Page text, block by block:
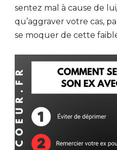
sentez mal à cause de
qu’aggraver votre cas,
se moquer de cette